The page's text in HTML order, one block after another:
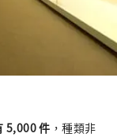
5,000 件 ，種類非